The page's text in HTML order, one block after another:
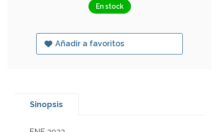
En stock
Añadir a favoritos
Sinopsis